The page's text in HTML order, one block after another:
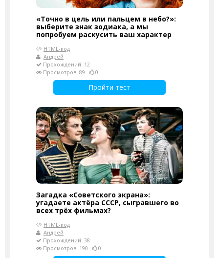
«Точно в цель или пальцем в небо?»:
выберите знак зодиака, а мы
попробуем раскусить ваш характер
HTML-код
Андрей
Прохождений: 12
Просмотров: 89
0
Пройти тест
Загадка «Советского экрана»:
угадаете актёра СССР, сыгравшего во
всех трёх фильмах?
HTML-код
Андрей
Прохождений: 38
Просмотров: 190
0